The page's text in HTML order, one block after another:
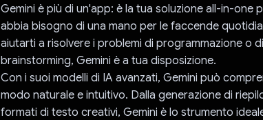
Gemini è più di un'app: è la tua soluzione all-in-one
abbia bisogno di una mano per le faccende
aiutarti a risolvere i problemi di programmazione o
brainstorming, Gemini è a tua disposizione.
Con i suoi modelli di IA avanzati, Gemini può
modo naturale e intuitivo. Dalla generazione di
formati di testo creativi, Gemini è lo strumento